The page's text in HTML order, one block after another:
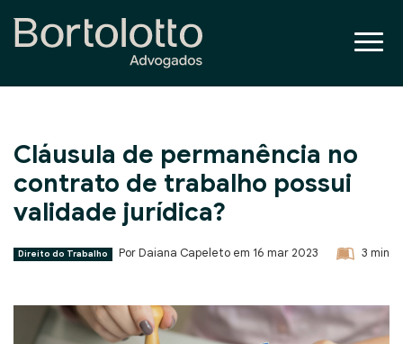
Cláusula de permanência no
contrato de trabalho possui
validade jurídica?
Direito do Trabalho Por Daiana Capeleto em 16 mar 2023 3 min